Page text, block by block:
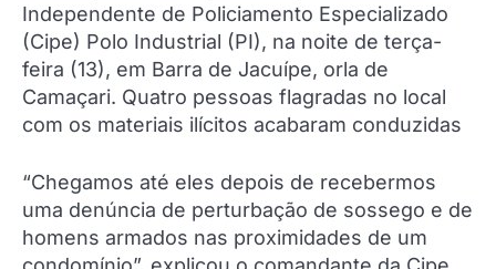
Independente de Policiamento Especializado
(Cipe) Polo Industrial (PI), na noite de terça-
feira (13), em Barra de Jacuípe, orla de
Camaçari. Quatro pessoas flagradas no local
com os materiais ilícitos acabaram conduzidas
“Chegamos até eles depois de recebermos
uma denúncia de perturbação de sossego e de
homens armados nas proximidades de um